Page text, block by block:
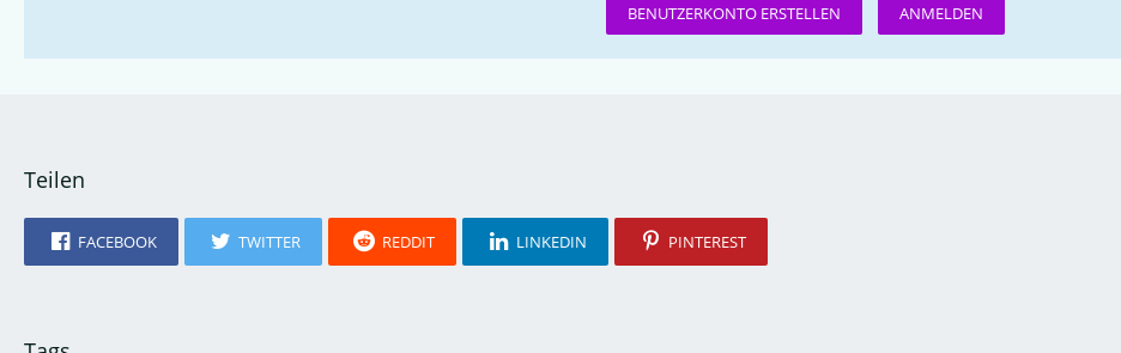
BENUTZERKONTO ERSTELLEN ANMELDEN
Teilen
FACEBOOK TWITTER REDDIT LINKEDIN PINTEREST